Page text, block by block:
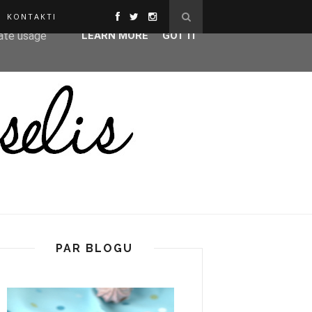
KONTAKTI
PAR BLOGU
agent
usage
LEARN MORE GOT IT